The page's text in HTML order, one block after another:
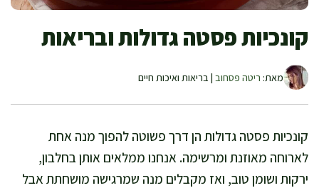
קונכיות פסטה גדולות ובריאות
מאת: ריטה פסחוב | בריאות ואיכות חיים
קונכיות פסטה גדולות הן דרך פשוטה להפוך מנה אחת
לארוחה מאוזנת ומרשימה. אנחנו ממלאים אותן בחלבון,
ירקות ושומן טוב, ואז מקבלים מנה שמרגישה מושחתת אבל